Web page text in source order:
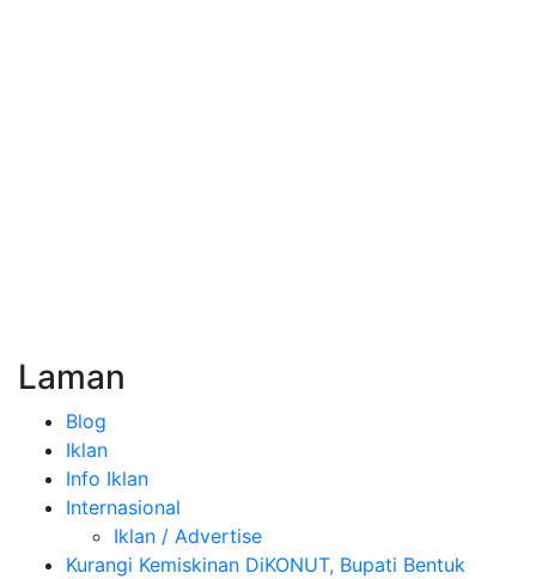
Laman
Blog
Iklan
Info Iklan
Internasional
Iklan / Advertise
Kurangi Kemiskinan DiKONUT, Bupati Bentuk